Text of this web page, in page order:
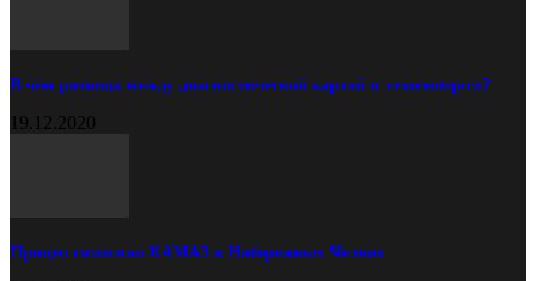
В чём разница между диагностической картой и техосмотром?
19.12.2020
Прицеп самосвал КАМАЗ в Набережных Челнах